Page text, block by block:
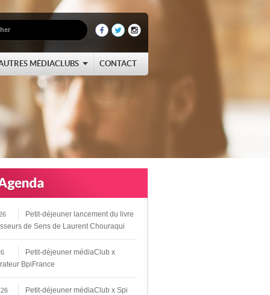
MÉDIACLUBS CONTACT
Petit-déjeuner lancement du livre
de Sens de Laurent Chouraqui
Petit-déjeuner médiaClub x
BpiFrance
Petit-déjeuner médiaClub x Spi